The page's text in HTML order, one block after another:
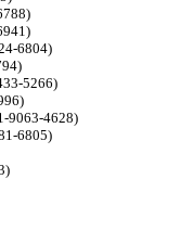
6804)
5266)
9063-4628)
6805)